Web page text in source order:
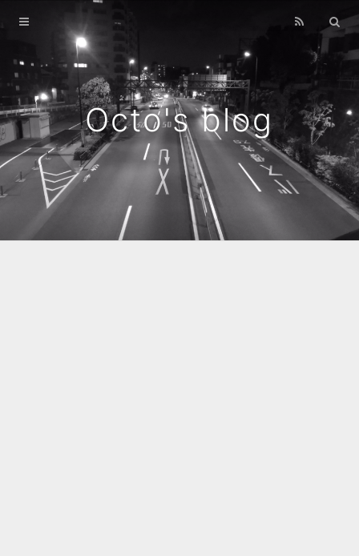
Octo's blog
Home
Archives